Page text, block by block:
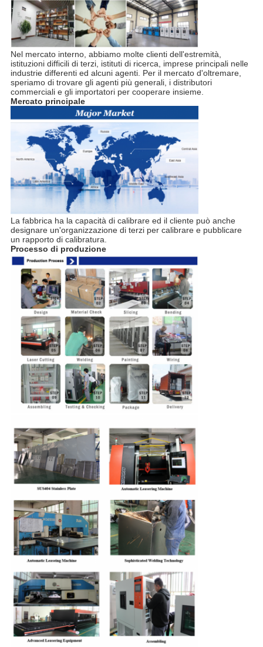
Nel mercato interno, abbiamo molte clienti dell'estremità,
istituzioni difficili di terzi, istituti di ricerca, imprese principali nelle
industrie differenti ed alcuni agenti. Per il mercato d'oltremare,
speriamo di trovare gli agenti più generali, i distributori
commerciali e gli importatori per cooperare insieme.
Mercato principale
La fabbrica ha la capacità di calibrare ed il cliente può anche
designare un'organizzazione di terzi per calibrare e pubblicare
un rapporto di calibratura.
Processo di produzione